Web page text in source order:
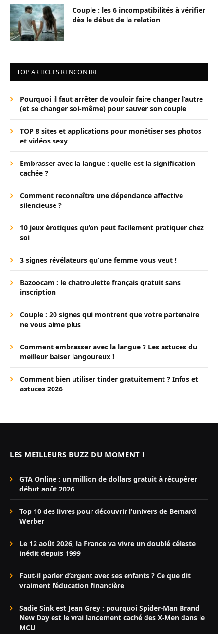
Couple : les 6 incompatibilités à vérifier
dès le début de la relation
TOP ARTICLES RENCONTRE
Pourquoi il faut arrêter de vouloir faire changer l’autre
(et se changer soi-même) pour sauver son couple
TOP 8 sites et applications pour monétiser ses photos
et vidéos sexy
Embrasser avec la langue : quelle est la signification
cachée ?
Comment reconnaître une dépendance affective
silencieuse ?
10 jeux érotiques qu’on peut facilement pratiquer chez
soi
3 signes révélateurs qu’une femme vous veut !
Bazoocam : le chatroulette français gratuit sans
inscription
Couple : 20 signes qui montrent que votre partenaire
ne vous aime plus
Comment embrasser avec la langue ? Les astuces du
meilleur baiser langoureux !
Comment bien utiliser tinder gratuitement ? Infos et
astuces 2026
LES MEILLEURS BUZZ DU MOMENT !
GTA Online : un million de dollars gratuit à récupérer
début août 2026
Top 10 des livres pour découvrir l’univers de Bernard
Werber
Le 12 août 2026, la France va vivre un doublé céleste
inédit depuis 1999
Faut-il parler d’argent avec ses enfants ? Ce que dit
vraiment l’éducation financière
Sadie Sink est Jean Grey : pourquoi Spider-Man Brand
New Day est le vrai lancement caché des X-Men dans le
MCU